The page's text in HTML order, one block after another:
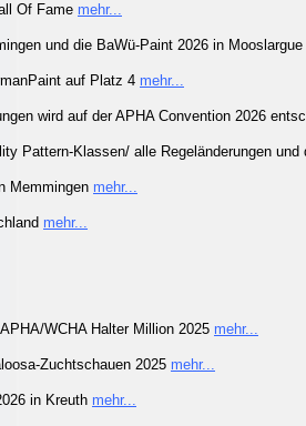
Of Fame mehr...
und die BaWü-Paint 2026 in Mooslargue
auf Platz 4 mehr...
wird auf der APHA Convention 2026
Pattern-Klassen/ alle Regeländerungen und
Memmingen mehr...
mehr...
WCHA Halter Million 2025 mehr...
Zuchtschauen 2025 mehr...
in Kreuth mehr...